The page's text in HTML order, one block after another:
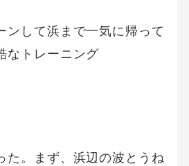
して浜まで一気に帰って
なトレーニング
た。まず、浜辺の波とうね